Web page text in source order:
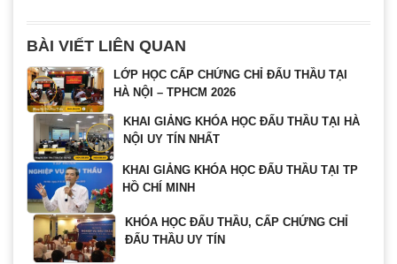
BÀI VIẾT LIÊN QUAN
LỚP HỌC CẤP CHỨNG CHỈ ĐẤU THẦU TẠI
HÀ NỘI – TPHCM 2026
KHAI GIẢNG KHÓA HỌC ĐẤU THẦU TẠI HÀ
NỘI UY TÍN NHẤT
KHAI GIẢNG KHÓA HỌC ĐẤU THẦU TẠI TP
HỒ CHÍ MINH
KHÓA HỌC ĐẤU THẦU, CẤP CHỨNG CHỈ
ĐẤU THẦU UY TÍN